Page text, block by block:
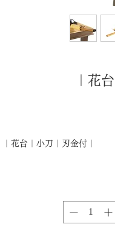
｜花
｜花台｜小刀｜刃金付｜